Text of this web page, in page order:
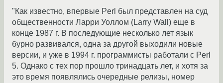
"Как известно, впервые Perl был представлен на суд
общественности Ларри Уоллом (Larry Wall) еще в
конце 1987 г. В последующие несколько лет язык
бурно развивался, одна за другой выходили новые
версии, и уже в 1994 г. программисты работали с Perl
5. Однако с тех пор прошло тринадцать лет, и хотя за
это время появлялись очередные релизы, номер